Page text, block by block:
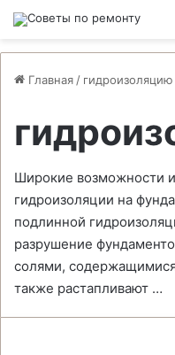
Главная / гидроизоляцию
Широкие возможности
гидроизоляции на
подлинной
разрушение
солями,
также растапливают …